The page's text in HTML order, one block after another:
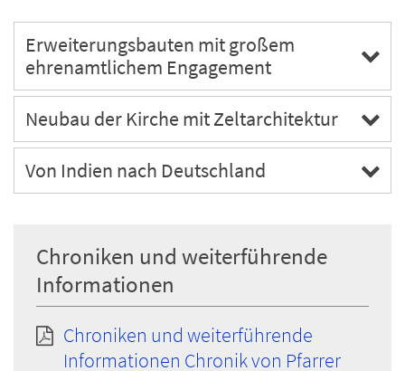
Erweiterungsbauten mit großem
ehrenamtlichem Engagement
Neubau der Kirche mit Zeltarchitektur
Von Indien nach Deutschland
Chroniken und weiterführende
Informationen
Chroniken und weiterführende
Informationen Chronik von Pfarrer